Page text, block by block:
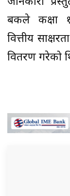
बैंकले कक्षा
वित्तीय
वितरण गरेको